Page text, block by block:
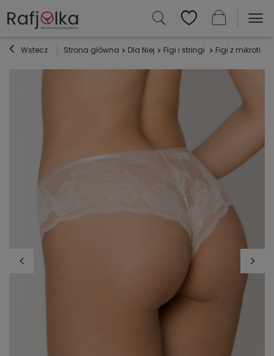
Wstecz Strona główna Dla Niej Figi i stringi Figi z mikrofibry